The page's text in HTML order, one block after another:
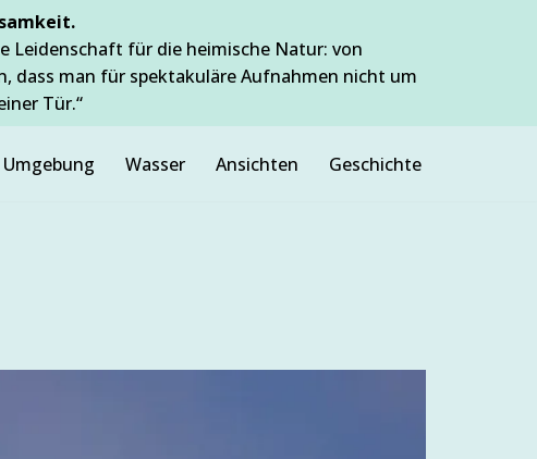
Leidenschaft für die heimische Natur: von
dass man für spektakuläre Aufnahmen nicht um
Tür.“
Umgebung Wasser Ansichten Geschichte